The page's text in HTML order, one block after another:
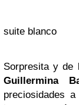
suite blanco
Sorpresita y de
Guillermina
preciosidades